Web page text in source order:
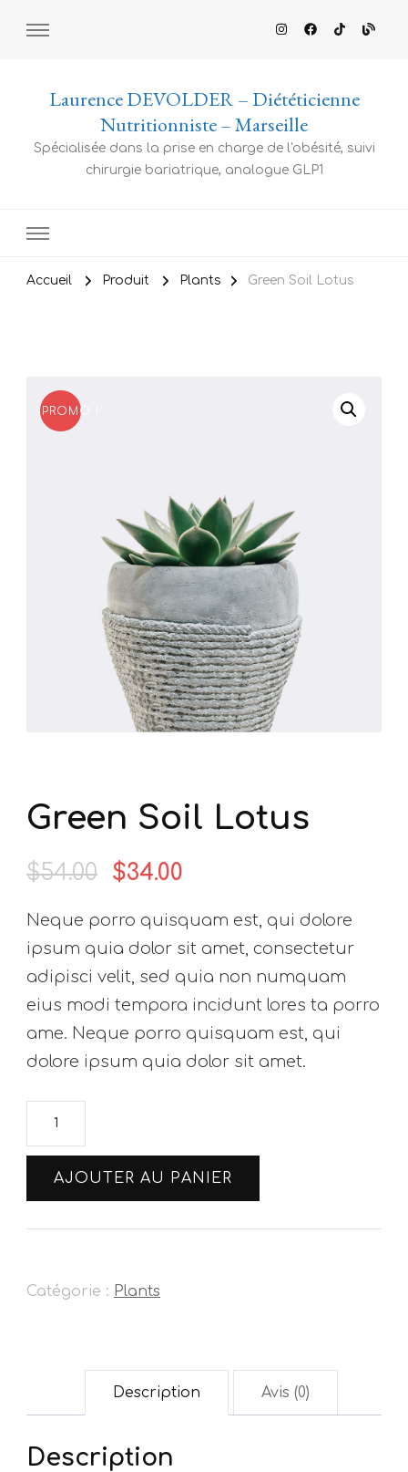
Laurence DEVOLDER – Diététicienne
Nutritionniste – Marseille
Spécialisée dans la prise en charge de l'obésité, suivi
chirurgie bariatrique, analogue GLP1
Accueil Produit Plants Green Soil Lotus
PROMO !
Green Soil Lotus
$54.00
Le
initial
était :
$54.00.
$34.00
actuel
est :
Neque porro quisquam est, qui dolore
ipsum quia dolor sit amet, consectetur
adipisci velit, sed quia non numquam
eius modi tempora incidunt lores ta porro
ame. Neque porro quisquam est, qui
dolore ipsum quia dolor sit amet.
quantité
de
Green
Soil
Lotus
AJOUTER AU PANIER
Catégorie : Plants
Description Avis (0)
Description